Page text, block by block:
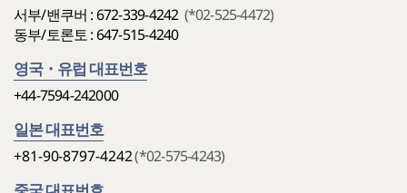
서부/밴쿠버 : 672-339-4242 (*02-525-4472)
동부/토론토 : 647-515-4240
영국・유럽 대표번호
+44-7594-242000
일본 대표번호
+81-90-8797-4242(*02-575-4243)